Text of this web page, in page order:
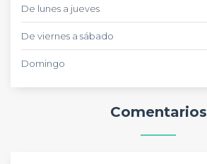
De lunes a jueves
De viernes a sábado
Domingo
Comentarios